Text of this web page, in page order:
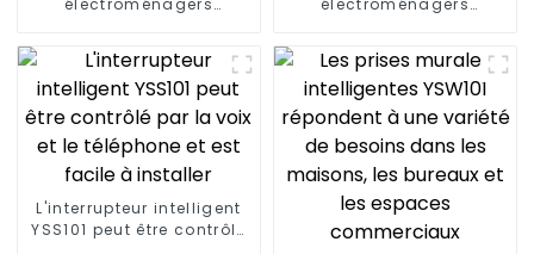
prise intelligente YSP101
prise intelligente YSP201
L'interrupteur intelligent
YSS101 peut être contrôlé